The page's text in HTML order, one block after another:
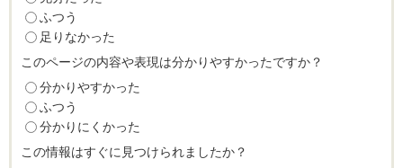
ふつう
足りなかった
このページの内容や表現は分かりやすかったですか？
分かりやすかった
ふつう
分かりにくかった
この情報はすぐに見つけられましたか？